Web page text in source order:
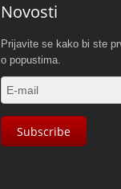
Novosti
Prijavite se kako bi ste
o popustima.